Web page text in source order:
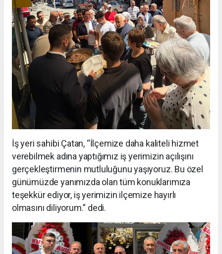
İş yeri sahibi Çatan, “İlçemize daha kaliteli hizmet
verebilmek adına yaptığımız iş yerimizin açılışını
gerçekleştirmenin mutluluğunu yaşıyoruz. Bu özel
günümüzde yanımızda olan tüm konuklarımıza
teşekkür ediyor, iş yerimizin ilçemize hayırlı
olmasını diliyorum.” dedi.